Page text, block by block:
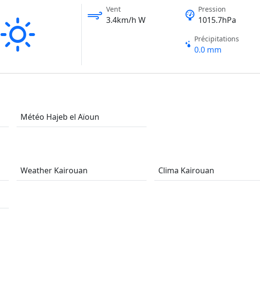
Vent
3.4km/h W
Pression
1015.7hPa
Précipitations
0.0 mm
Météo Hajeb el Aïoun
Weather Kairouan Clima Kairouan